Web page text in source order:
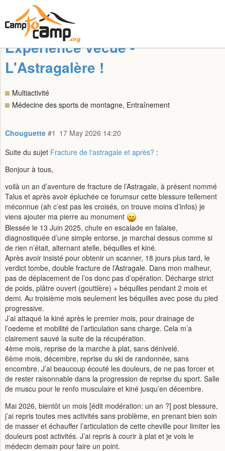
Expérience vécue -
L'Astragalère !
Multiactivité
Médecine des sports de montagne, Entraînement
Chouguette 17 May 2026 14:20
#1
Suite du sujet Fracture de l'astragale et après? :
Bonjour à tous,
voilà un an d’aventure de fracture de l’Astragale, à présent nommé
Talus et après avoir épluchée ce forumsur cette blessure tellement
méconnue (ah c’est pas les croisés, on trouve moins d’infos) je
viens ajouter ma pierre au monument
Blessée le 13 Juin 2025, chute en escalade en falaise,
diagnostiquée d’une simple entorse, je marchai dessus comme si
de rien n’était, alternant atelle, béquilles et kiné.
Après avoir insisté pour obtenir un scanner, 18 jours plus tard, le
verdict tombe, double fracture de l’Astragale. Dans mon malheur,
pas de déplacement de l’os donc pas d’opération. Décharge strict
de poids, plâtre ouvert (gouttière) + béquilles pendant 2 mois et
demi. Au troisième mois seulement les béquilles avec pose du pied
progressive.
J’ai attaqué la kiné après le premier mois, pour drainage de
l’oedeme et mobilité de l’articulation sans charge. Cela m’a
clairement sauvé la suite de la récupération.
4ème mois, reprise de la marche à plat, sans dénivelé.
6ème mois, décembre, reprise du ski de randonnée, sans
encombre. J’ai beaucoup écouté les douleurs, de ne pas forcer et
de rester raisonnable dans la progression de reprise du sport. Salle
de muscu pour le renfo musculaire et kiné jusqu’en décembre.
Mai 2026, bientôt un mois [édit modération: un an ?] post blessure,
j’ai repris toutes mes activités sans problème, en prenant bien soin
de masser et échauffer l’articulation de cette cheville pour limiter les
douleurs post activités. J’ai repris à courir à plat et je vois le
médecin demain pour faire un point.